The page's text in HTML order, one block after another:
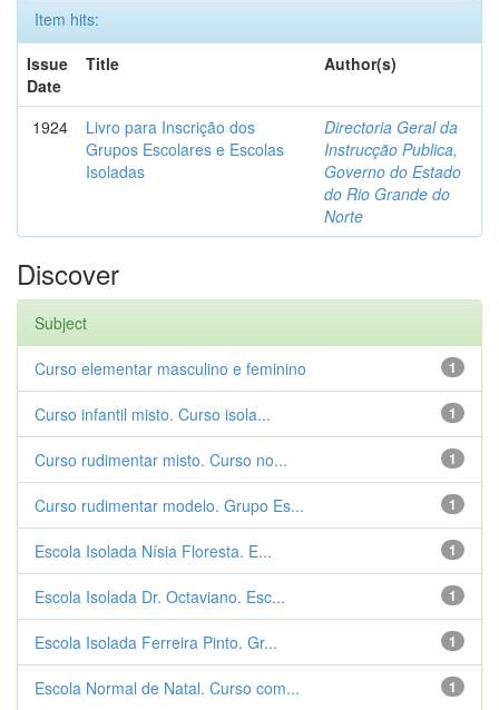
Item hits:
Issue
Date
Title Author(s)
1924
Livro para Inscrição dos
Grupos Escolares e Escolas
Isoladas
Directoria Geral da
Instrucção Publica,
Governo do Estado
do Rio Grande do
Norte
Discover
Subject
1
Curso elementar masculino e feminino
1
Curso infantil misto. Curso isola...
1
Curso rudimentar misto. Curso no...
1
Curso rudimentar modelo. Grupo Es...
1
Escola Isolada Nísia Floresta. E...
1
Escola Isolada Dr. Octaviano. Esc...
1
Escola Isolada Ferreira Pinto. Gr...
1
Escola Normal de Natal. Curso com...